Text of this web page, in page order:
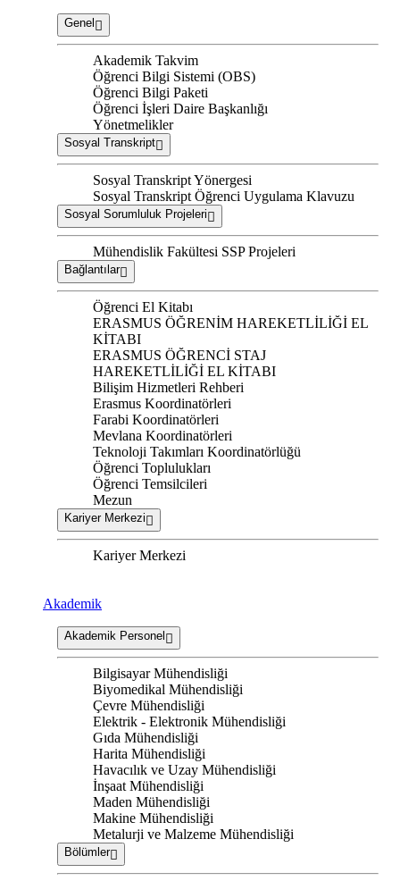
Genel
Akademik Takvim
Öğrenci Bilgi Sistemi (OBS)
Öğrenci Bilgi Paketi
Öğrenci İşleri Daire Başkanlığı
Yönetmelikler
Sosyal Transkript
Sosyal Transkript Yönergesi
Sosyal Transkript Öğrenci Uygulama Klavuzu
Sosyal Sorumluluk Projeleri
Mühendislik Fakültesi SSP Projeleri
Bağlantılar
Öğrenci El Kitabı
ERASMUS ÖĞRENİM HAREKETLİLİĞİ EL
KİTABI
ERASMUS ÖĞRENCİ STAJ
HAREKETLİLİĞİ EL KİTABI
Bilişim Hizmetleri Rehberi
Erasmus Koordinatörleri
Farabi Koordinatörleri
Mevlana Koordinatörleri
Teknoloji Takımları Koordinatörlüğü
Öğrenci Toplulukları
Öğrenci Temsilcileri
Mezun
Kariyer Merkezi
Kariyer Merkezi
Akademik
Akademik Personel
Bilgisayar Mühendisliği
Biyomedikal Mühendisliği
Çevre Mühendisliği
Elektrik - Elektronik Mühendisliği
Gıda Mühendisliği
Harita Mühendisliği
Havacılık ve Uzay Mühendisliği
İnşaat Mühendisliği
Maden Mühendisliği
Makine Mühendisliği
Metalurji ve Malzeme Mühendisliği
Bölümler